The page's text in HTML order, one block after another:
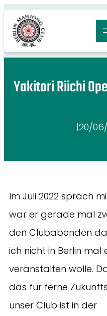
Zum
Inhalt
springen
Yakitori Riichi
|20/
Im Juli 2022 sprach
war er gerade mal
den Clubabenden
ich nicht in Berlin mal
veranstalten wolle.
das für ferne
unser Club ist in der